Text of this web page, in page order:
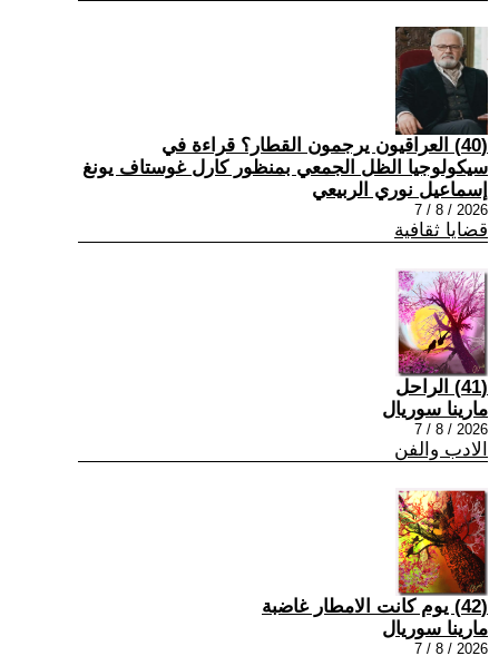
(40) العراقيون يرجمون القطار؟ قراءة في
سيكولوجيا الظل الجمعي بمنظور كارل غوستاف يونغ
إسماعيل نوري الربيعي
2026 / 8 / 7
قضايا ثقافية
(41) الراحل
مارينا سوريال
2026 / 8 / 7
الادب والفن
(42) يوم كانت الامطار غاضبة
مارينا سوريال
2026 / 8 / 7